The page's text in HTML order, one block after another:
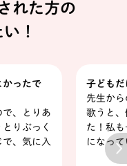
れた方の
！
かったで
、とりあ
りぶっく
、気に入
子ども
先生か
歌うと
た！私
になっ
Next